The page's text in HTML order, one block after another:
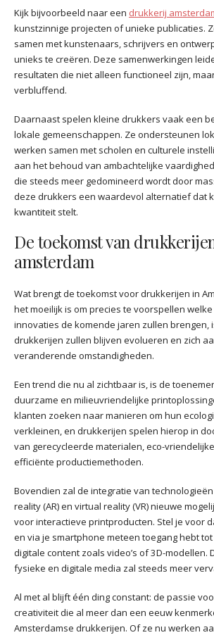
Kijk bijvoorbeeld naar een drukkerij
kunstzinnige projecten of unieke publicaties.
samen met kunstenaars, schrijvers en
unieks te creëren. Deze samenwerkingen
resultaten die niet alleen functioneel zijn,
verbluffend.
Daarnaast spelen kleine drukkers vaak een
lokale gemeenschappen. Ze ondersteunen
werken samen met scholen en culturele
aan het behoud van ambachtelijke
die steeds meer gedomineerd wordt door
deze drukkers een waardevol alternatief dat
kwantiteit stelt.
De toekomst van
amsterdam
Wat brengt de toekomst voor drukkerijen in
het moeilijk is om precies te voorspellen
innovaties de komende jaren zullen brengen,
drukkerijen zullen blijven evolueren en zich
veranderende omstandigheden.
Een trend die nu al zichtbaar is, is de
duurzame en milieuvriendelijke
klanten zoeken naar manieren om hun
verkleinen, en drukkerijen spelen hierop in
van gerecycleerde materialen, eco-
efficiënte productiemethoden.
Bovendien zal de integratie van
reality (AR) en virtual reality (VR) nieuwe
voor interactieve printproducten. Stel je voor
en via je smartphone meteen toegang hebt
digitale content zoals video’s of 3D-modellen.
fysieke en digitale media zal steeds meer
Al met al blijft één ding constant: de passie
creativiteit die al meer dan een eeuw
Amsterdamse drukkerijen. Of ze nu werken